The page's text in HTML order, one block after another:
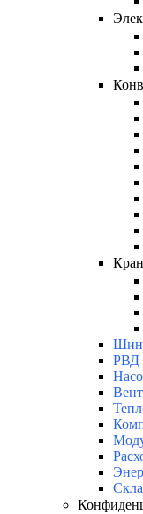
РВД